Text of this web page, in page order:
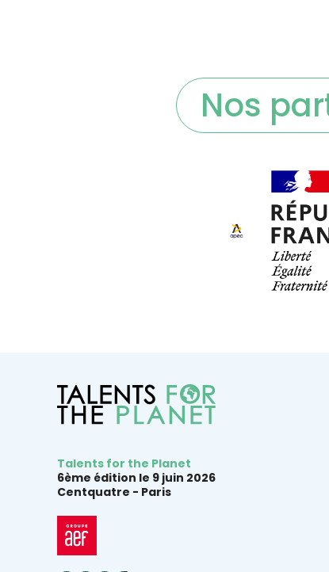
Nos
Talents for the Planet
6ème édition le 9 juin 2026
Centquatre - Paris